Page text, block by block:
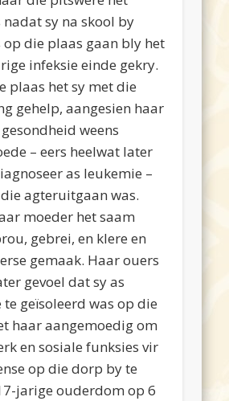
nadat sy na skool by
op die plaas gaan bly het
infeksie einde gekry.
plaas het sy met die
gehelp, aangesien haar
weens
– eers heelwat later
as leukemie –
agteruitgaan was.
moeder het saam
gebrei, en klere en
gemaak. Haar ouers
gevoel dat sy as
geïsoleerd was op die
haar aangemoedig om
en sosiale funksies vir
op die dorp by te
jarige ouderdom op 6